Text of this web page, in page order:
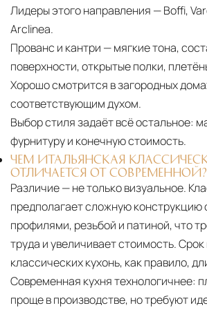
Лидеры этого направления — Boffi,
Arclinea.
Прованс и кантри — мягкие тона,
поверхности, открытые полки,
Хорошо смотрится в загородных
соответствующим духом.
Выбор стиля задаёт всё остальное:
фурнитуру и конечную стоимость.
ЧЕМ ИТАЛЬЯНСКАЯ
ОТЛИЧАЕТСЯ ОТ СОВРЕМЕННОЙ?
Различие — не только визуальное.
предполагает сложную конструкцию
профилями, резьбой и патиной, что
труда и увеличивает стоимость.
классических кухонь, как правило,
Современная кухня технологичнее:
проще в производстве, но требуют